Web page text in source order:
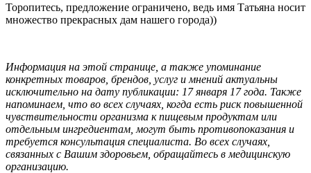
Торопитесь, предложение ограничено, ведь имя Татьяна носит
множество прекрасных дам нашего города))
Информация на этой странице, а также упоминание
конкретных товаров, брендов, услуг и мнений актуальны
исключительно на дату публикации: 17 января 17 года. Также
напоминаем, что во всех случаях, когда есть риск повышенной
чувствительности организма к пищевым продуктам или
отдельным ингредиентам, могут быть противопоказания и
требуется консультация специалиста. Во всех случаях,
связанных с Вашим здоровьем, обращайтесь в медицинскую
организацию.